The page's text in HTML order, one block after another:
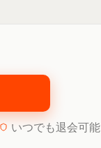
いつでも退会可能